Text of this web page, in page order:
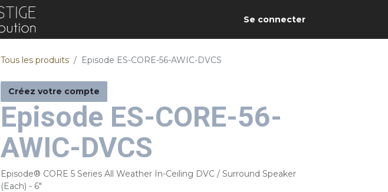
Se connecter
Tous les produits Episode ES-CORE-56-AWIC-DVCS
Créez votre compte
Episode ES-CORE-56-
AWIC-DVCS
Episode® CORE 5 Series All Weather In-Ceiling DVC / Surround Speaker
(Each) - 6"